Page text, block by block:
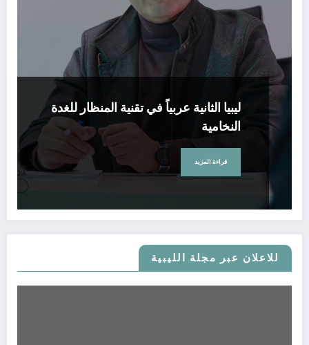
للاعلان عبر مجلة الليبية
ليبيا الثانية عربياً في تقنية المنظار للغدة
النخامية
قراءة المزيد